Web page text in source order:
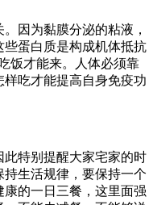
因为黏膜分泌的粘液，
些蛋白质是构成机体抵抗
饭才能来。人体必须靠
吃才能提高自身免疫功
特别提醒大家宅家的时
生活规律，要保持一个
的一日三餐，这里面强